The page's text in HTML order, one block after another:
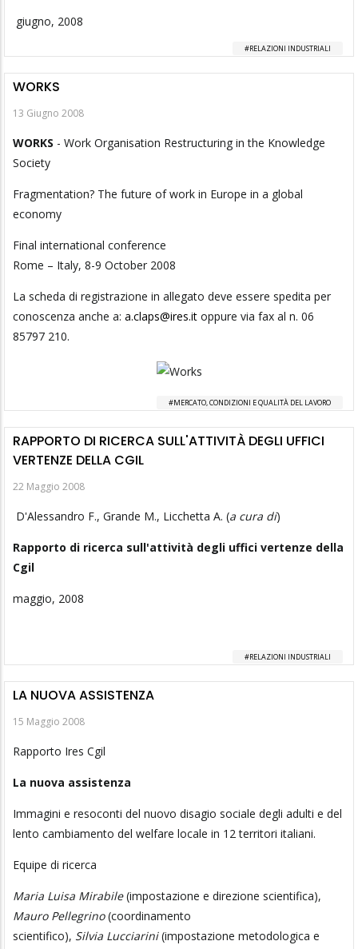
giugno, 2008
RELAZIONI INDUSTRIALI
WORKS
13 Giugno 2008
WORKS - Work Organisation Restructuring in the Knowledge
Society
Fragmentation? The future of work in Europe in a global
economy
Final international conference
Rome – Italy, 8-9 October 2008
La scheda di registrazione in allegato deve essere spedita per
conoscenza anche a: a.claps@ires.it oppure via fax al n. 06
85797 210.
MERCATO, CONDIZIONI E QUALITÀ DEL LAVORO
RAPPORTO DI RICERCA SULL'ATTIVITÀ DEGLI UFFICI
VERTENZE DELLA CGIL
22 Maggio 2008
D'Alessandro F., Grande M., Licchetta A. (a cura di)
Rapporto di ricerca sull'attività degli uffici vertenze della
Cgil
maggio, 2008
RELAZIONI INDUSTRIALI
LA NUOVA ASSISTENZA
15 Maggio 2008
Rapporto Ires Cgil
La nuova assistenza
Immagini e resoconti del nuovo disagio sociale degli adulti e del
lento cambiamento del welfare locale in 12 territori italiani.
Equipe di ricerca
Maria Luisa Mirabile(impostazione e direzione scientifica),
Mauro Pellegrino(coordinamento
scientifico), Silvia Lucciarini(impostazione metodologica e